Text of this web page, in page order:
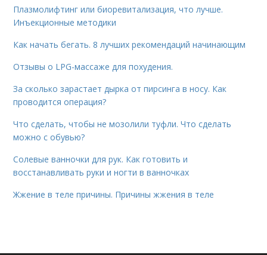
Плазмолифтинг или биоревитализация, что лучше.
Инъекционные методики
Как начать бегать. 8 лучших рекомендаций начинающим
Отзывы о LPG-массаже для похудения.
За сколько зарастает дырка от пирсинга в носу. Как
проводится операция?
Что сделать, чтобы не мозолили туфли. Что сделать
можно с обувью?
Солевые ванночки для рук. Как готовить и
восстанавливать руки и ногти в ванночках
Жжение в теле причины. Причины жжения в теле